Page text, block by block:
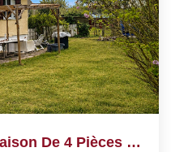
Proche MAINTENON - Maison De 4 Pièces De 77 M²